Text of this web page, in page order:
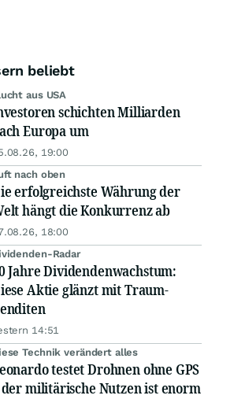
beliebt
aus USA
schichten Milliarden
Europa um
19:00
nach oben
erfolgreichste Währung der
hängt die Konkurrenz ab
18:00
Radar
Jahre Dividendenwachstum:
Aktie glänzt mit Traum-
14:51
Technik verändert alles
testet Drohnen ohne GPS
militärische Nutzen ist enorm